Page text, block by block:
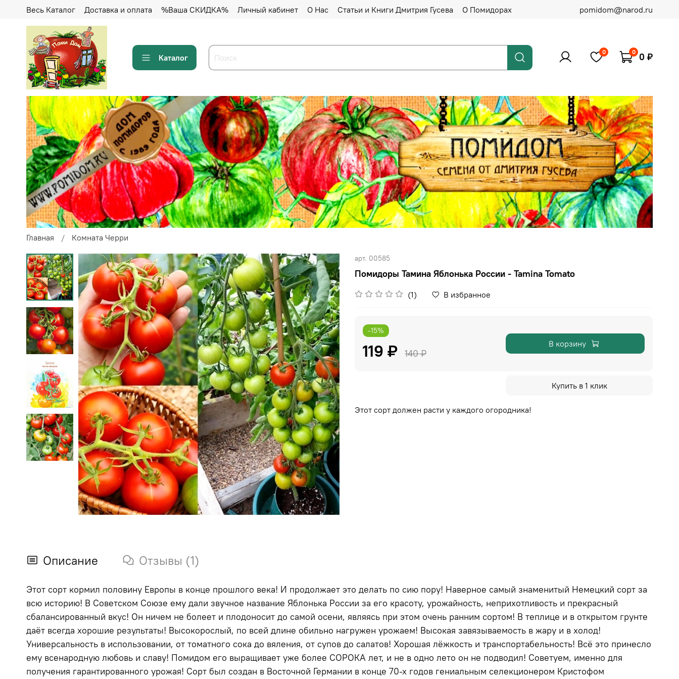
Весь Каталог Доставка и оплата %Ваша СКИДКА% Личный кабинет О Нас Статьи и Книги Дмитрия Гусева О Помидорах pomidom@narod.ru
Каталог
0 0 0 ₽
Главная Комната Черри
арт. 00585
Помидоры Тамина Яблонька России - Tamina Tomato
(1) В избранное
-15%
119 ₽ 140 ₽
В корзину
Купить в 1 клик
Этот сорт должен расти у каждого огородника!
Описание Отзывы (1)
Этот сорт кормил половину Европы в конце прошлого века! И продолжает это делать по сию пору! Наверное самый знаменитый Немецкий сорт за
всю историю! В Советском Союзе ему дали звучное название Яблонька России за его красоту, урожайность, неприхотливость и прекрасный
сбалансированный вкус! Он ничем не болеет и плодоносит до самой осени, являясь при этом очень ранним сортом! В теплице и в открытом грунте
даёт всегда хорошие результаты! Высокорослый, по всей длине обильно нагружен урожаем! Высокая завязываемость в жару и в холод!
Универсальность в использовании, от томатного сока до вяления, от супов до салатов! Хорошая лёжкость и транспортабельность! Всё это принесло
ему всенародную любовь и славу! Помидом его выращивает уже более СОРОКА лет, и не в одно лето он не подводил! Советуем, именно для
получения гарантированного урожая! Сорт был создан в Восточной Германии в конце 70-х годов гениальным селекционером Кристофом